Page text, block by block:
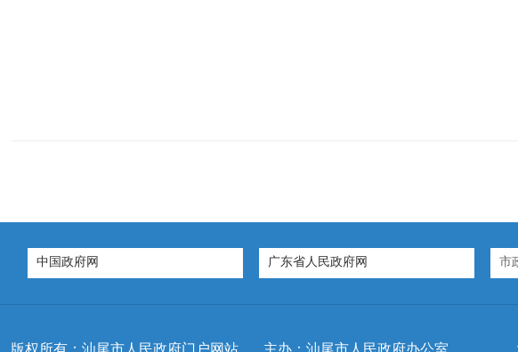
中国政府网 广东省人民政府网 市
版权所有：汕尾市人民政府门户网站 主办：汕尾市人民政府办公室